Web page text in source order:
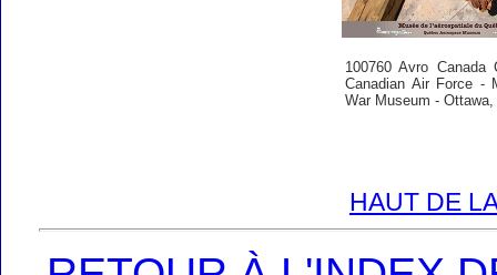
100760 Avro
Canadian Air Force -
War Museum -
HAUT DE